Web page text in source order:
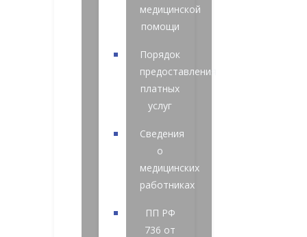
медицинской
помощи
Порядок
предоставления
платных
услуг
Сведения
о
медицинских
работниках
ПП РФ
736 от